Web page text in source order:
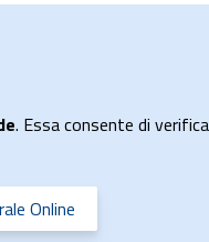
. Essa consente di
Online